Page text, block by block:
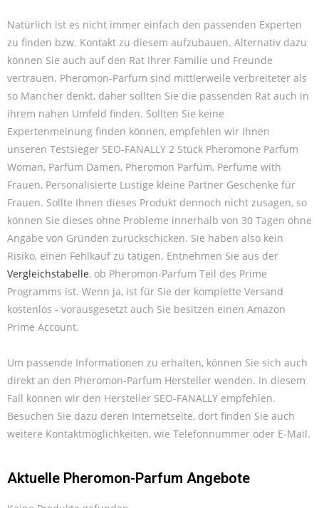
Natürlich ist es nicht immer einfach den passenden Experten
zu finden bzw. Kontakt zu diesem aufzubauen. Alternativ dazu
können Sie auch auf den Rat Ihrer Familie und Freunde
vertrauen. Pheromon-Parfum sind mittlerweile verbreiteter als
so Mancher denkt, daher sollten Sie die passenden Rat auch in
ihrem nahen Umfeld finden. Sollten Sie keine
Expertenmeinung finden können, empfehlen wir Ihnen
unseren Testsieger SEO-FANALLY 2 Stück Pheromone Parfum
Woman, Parfum Damen, Pheromon Parfüm, Perfume with
Frauen, Personalisierte Lustige kleine Partner Geschenke für
Frauen. Sollte Ihnen dieses Produkt dennoch nicht zusagen, so
können Sie dieses ohne Probleme innerhalb von 30 Tagen ohne
Angabe von Gründen zurückschicken. Sie haben also kein
Risiko, einen Fehlkauf zu tätigen. Entnehmen Sie aus der
Vergleichstabelle, ob Pheromon-Parfum Teil des Prime
Programms ist. Wenn ja, ist für Sie der komplette Versand
kostenlos - vorausgesetzt auch Sie besitzen einen Amazon
Prime Account.
Um passende Informationen zu erhalten, können Sie sich auch
direkt an den Pheromon-Parfum Hersteller wenden. In diesem
Fall können wir den Hersteller SEO-FANALLY empfehlen.
Besuchen Sie dazu deren Internetseite, dort finden Sie auch
weitere Kontaktmöglichkeiten, wie Telefonnummer oder E-Mail.
Aktuelle Pheromon-Parfum Angebote